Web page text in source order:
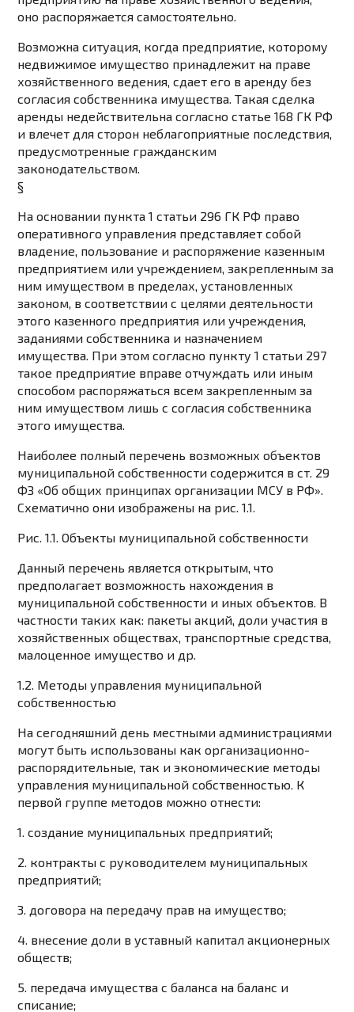
оно распоряжается самостоятельно.
Возможна ситуация, когда предприятие, которому
недвижимое имущество принадлежит на праве
хозяйственного ведения, сдает его в аренду без
согласия собственника имущества. Такая сделка
аренды недействительна согласно статье 168 ГК РФ
и влечет для сторон неблагоприятные последствия,
предусмотренные гражданским
законодательством.
§
На основании пункта 1 статьи 296 ГК РФ право
оперативного управления представляет собой
владение, пользование и распоряжение казенным
предприятием или учреждением, закрепленным за
ним имуществом в пределах, установленных
законом, в соответствии с целями деятельности
этого казенного предприятия или учреждения,
заданиями собственника и назначением
имущества. При этом согласно пункту 1 статьи 297
такое предприятие вправе отчуждать или иным
способом распоряжаться всем закрепленным за
ним имуществом лишь с согласия собственника
этого имущества.
Наиболее полный перечень возможных объектов
муниципальной собственности содержится в ст. 29
ФЗ «Об общих принципах организации МСУ в РФ».
Схематично они изображены на рис. 1.1.
Рис. 1.1. Объекты муниципальной собственности
Данный перечень является открытым, что
предполагает возможность нахождения в
муниципальной собственности и иных объектов. В
частности таких как: пакеты акций, доли участия в
хозяйственных обществах, транспортные средства,
малоценное имущество и др.
1.2. Методы управления муниципальной
собственностью
На сегодняшний день местными администрациями
могут быть использованы как организационно-
распорядительные, так и экономические методы
управления муниципальной собственностью. К
первой группе методов можно отнести:
1. создание муниципальных предприятий;
2. контракты с руководителем муниципальных
предприятий;
3. договора на передачу прав на имущество;
4. внесение доли в уставный капитал акционерных
обществ;
5. передача имущества с баланса на баланс и
списание;